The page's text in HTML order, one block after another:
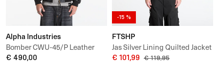
Alpha Industries
Bomber CWU-45/P Leather
Vintage
€ 490,00
-15 %
FTSHP
Jas Silver Lining Quilted Jacket
UNISEX
€ 101,99 € 119,95